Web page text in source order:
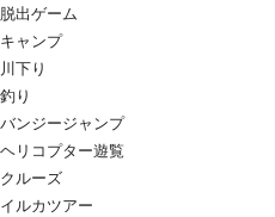
脱出ゲーム
キャンプ
川下り
釣り
バンジージャンプ
ヘリコプター遊覧
クルーズ
イルカツアー